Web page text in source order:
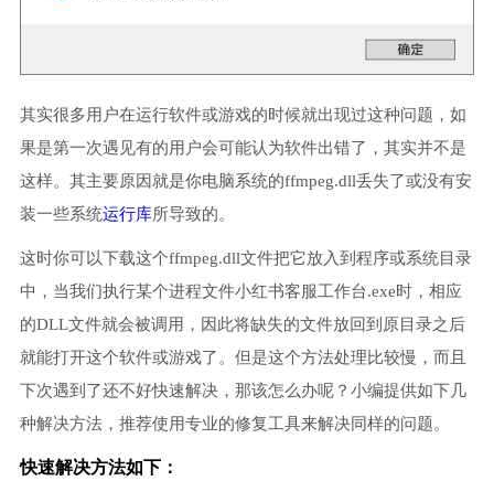
其实很多用户在运行软件或游戏的时候就出现过这种问题，如
果是第一次遇见有的用户会可能认为软件出错了，其实并不是
这样。其主要原因就是你电脑系统的ffmpeg.dll丢失了或没有安
装一些系统运行库所导致的。
这时你可以下载这个ffmpeg.dll文件把它放入到程序或系统目录
中，当我们执行某个进程文件小红书客服工作台.exe时，相应
的DLL文件就会被调用，因此将缺失的文件放回到原目录之后
就能打开这个软件或游戏了。但是这个方法处理比较慢，而且
下次遇到了还不好快速解决，那该怎么办呢？小编提供如下几
种解决方法，推荐使用专业的修复工具来解决同样的问题。
快速解决方法如下：